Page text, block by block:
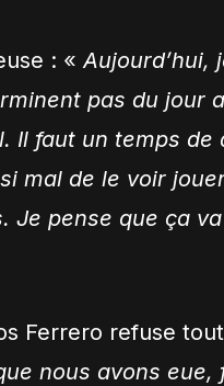
: «Aujourd’hui,
pas du jour
Il faut un temps de
mal de le voir
Je pense que ça
Ferrero refuse
nous avons eue,